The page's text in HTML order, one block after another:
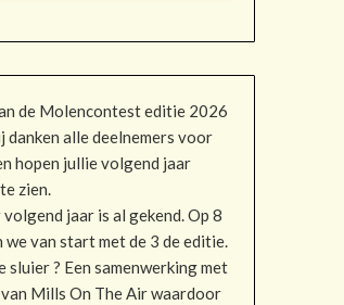
de Molencontest editie 2026
danken alle deelnemers voor
hopen jullie volgend jaar
zien.
jaar is al gekend. Op 8
van start met de 3 de editie.
sluier ? Een samenwerking met
Mills On The Air waardoor